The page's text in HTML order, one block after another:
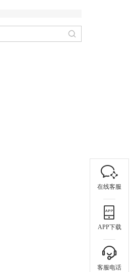
在线客服
APP下载
客服电话